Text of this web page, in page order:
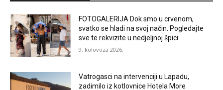
FOTOGALERIJA Dok smo u crvenom,
svatko se hladi na svoj način. Pogledajte
sve te rekvizite u nedjeljnoj špici
9. kolovoza 2026.
Vatrogasci na intervenciji u Lapadu,
zadimilo iz kotlovnice Hotela More